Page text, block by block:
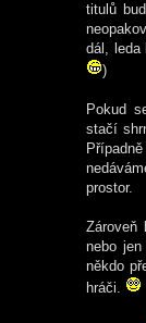
titulů
dál, leda
)
Pokud
stačí
prostor.
Zároveň
nebo
někdo
hráči.